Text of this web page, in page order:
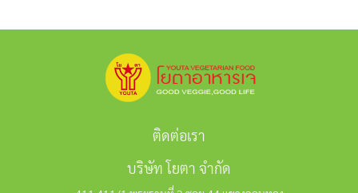
ติดต่อเรา
บริษัท โยตา จำกัด